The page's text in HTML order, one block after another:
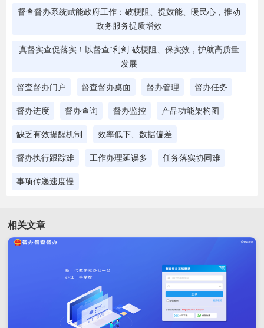
督查督办系统赋能政府工作：破梗阻、提效能、暖民心，推动
政务服务提质增效
真督实查促落实！以督查“利剑”破梗阻、保实效，护航高质量
发展
督查督办门户 督查督办桌面 督办管理 督办任务
督办进度 督办查询 督办监控 产品功能架构图
缺乏有效提醒机制 效率低下、数据偏差
督办执行跟踪难 工作办理延误多 任务落实协同难
事项传递速度慢
相关文章